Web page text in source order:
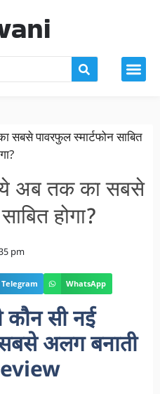
अब तक का सबसे
होगा?
pm
Telegram WhatsApp
सी नई
अलग बनाती